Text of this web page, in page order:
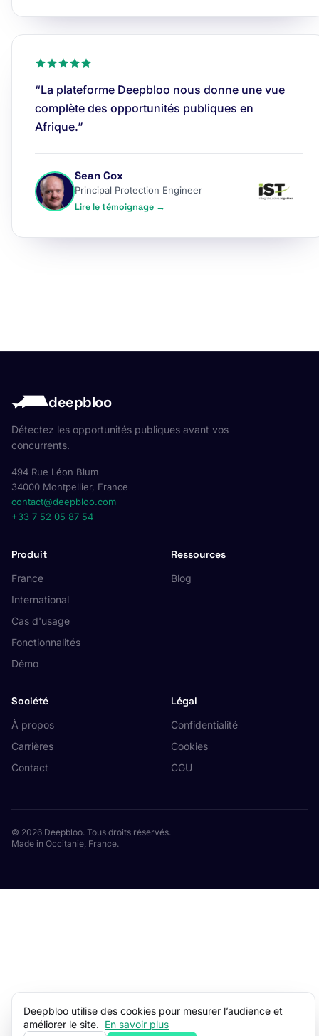
“La plateforme Deepbloo nous donne une vue
complète des opportunités publiques en
Afrique.”
Sean Cox
Principal Protection Engineer
Lire le témoignage →
deepbloo
Détectez les opportunités publiques avant vos
concurrents.
494 Rue Léon Blum
34000 Montpellier, France
contact@deepbloo.com
+33 7 52 05 87 54
Produit
France
International
Cas d'usage
Fonctionnalités
Démo
Ressources
Blog
Société
À propos
Carrières
Contact
Légal
Confidentialité
Cookies
CGU
© 2026 Deepbloo. Tous droits réservés.
Made in Occitanie, France.
Deepbloo utilise des cookies pour mesurer l’audience et
améliorer le site. En savoir plus